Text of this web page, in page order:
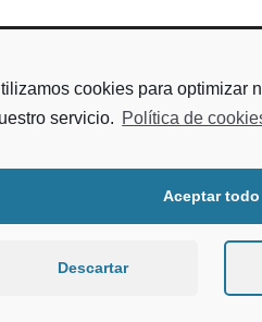
cookies para optimizar
servicio. Política de
Aceptar todo
Descartar